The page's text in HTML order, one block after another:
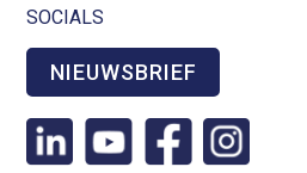
SOCIALS
NIEUWSBRIEF